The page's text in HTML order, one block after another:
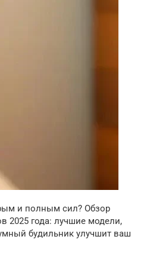
и полным сил? Обзор
2025 года: лучшие модели,
будильник улучшит ваш